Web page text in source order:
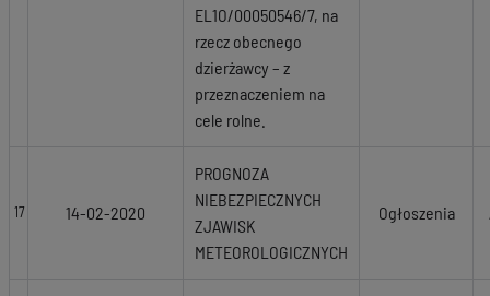
EL1O/00050546/7, na
rzecz obecnego
dzierżawcy – z
przeznaczeniem na
cele rolne.
17 14-02-2020
PROGNOZA
NIEBEZPIECZNYCH
ZJAWISK
METEOROLOGICZNYCH
Ogłoszenia